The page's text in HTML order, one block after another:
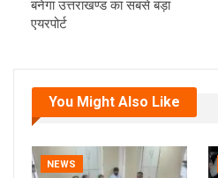
बनेगा उत्तराखण्ड का सबसे बड़ा
एयरपोर्ट
You Might Also Like
NEWS